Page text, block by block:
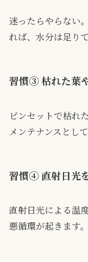
迷ったらやらない
れば、水分は足りて
習慣③ 枯れた葉
ピンセットで枯れ
メンテナンスとし
習慣④ 直射日光
直射日光による温
悪循環が起きます。